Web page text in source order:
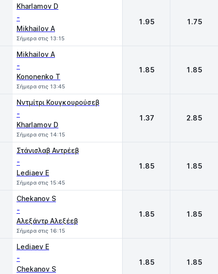
Kharlamov D
-
Mikhailov A
Σήμερα στις 13:15
1.95 1.75
Mikhailov A
-
Kononenko T
Σήμερα στις 13:45
1.85 1.85
Νντμίτρι Κουγκουρούσεβ
-
Kharlamov D
Σήμερα στις 14:15
1.37 2.85
Στάνισλαβ Αντρέεβ
-
Lediaev E
Σήμερα στις 15:45
1.85 1.85
Chekanov S
-
Αλεξάντρ Αλεξέεβ
Σήμερα στις 16:15
1.85 1.85
Lediaev E
-
Chekanov S
1.85 1.85